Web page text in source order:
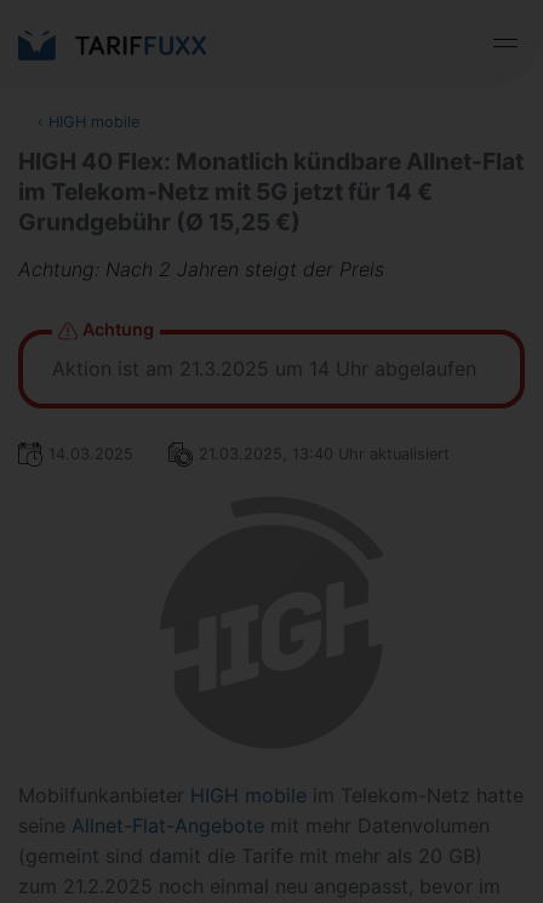
‹ HIGH mobile
HIGH 40 Flex: Monatlich kündbare Allnet-Flat
im Telekom-Netz mit 5G jetzt für 14 €
Grundgebühr (Ø 15,25 €)
Achtung: Nach 2 Jahren steigt der Preis
Achtung
Aktion ist am 21.3.2025 um 14 Uhr abgelaufen
14.03.2025 21.03.2025, 13:40 Uhr aktualisiert
Mobilfunkanbieter HIGH mobile im Telekom-Netz hatte
seine Allnet-Flat-Angebote mit mehr Datenvolumen
(gemeint sind damit die Tarife mit mehr als 20 GB)
zum 21.2.2025 noch einmal neu angepasst, bevor im